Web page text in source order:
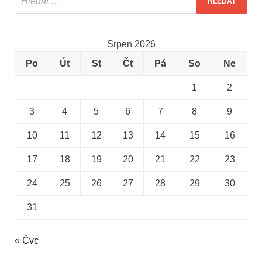
Srpen 2026
Po
Út St Čt Pá So Ne
1 2
3 4 5 6 7 8 9
10 11 12 13 14 15 16
17 18 19 20 21 22 23
24 25 26 27 28 29 30
31
« Čvc